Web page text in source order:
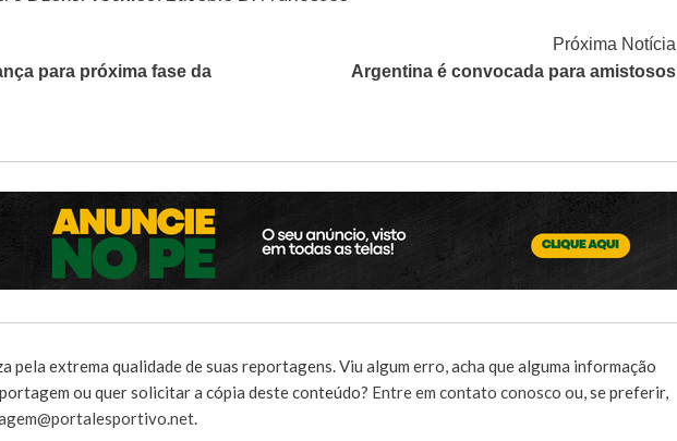
para próxima fase da
Próxima Notícia
Argentina é convocada para amistosos
pela extrema qualidade de suas reportagens. Viu algum erro, acha que alguma informação
ou quer solicitar a cópia deste conteúdo? Entre em contato conosco ou, se preferir,
.